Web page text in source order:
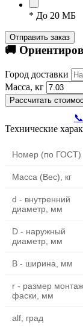
* До 20 МБ
Отправить заказ
🚚
Город доставки
Масса, кг
Рассчитать
Технические
Номер (по ГОСТ)
Масса (Вес), кг
d - внутренний
диаметр, мм
D - наружный
диаметр, мм
B - ширина, мм
r - размер
фаски, мм
alf, град